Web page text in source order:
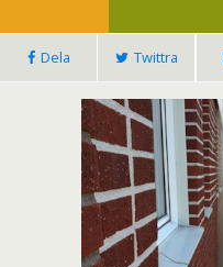
Dela Twittra